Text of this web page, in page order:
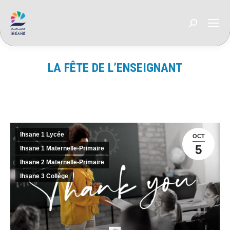
Recherche
LA FÊTE DE L’ENSEIGNANT
OCT
5
Ihsane 1 Lycée
Ihsane 1 Maternelle-Primaire
Ihsane 2 Maternelle-Primaire
Ihsane 3 Collège